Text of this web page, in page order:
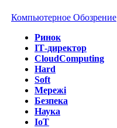
Компьютерное Обозрение
Ринок
IТ-директор
CloudComputing
Hard
Soft
Мережі
Безпека
Наука
IoT